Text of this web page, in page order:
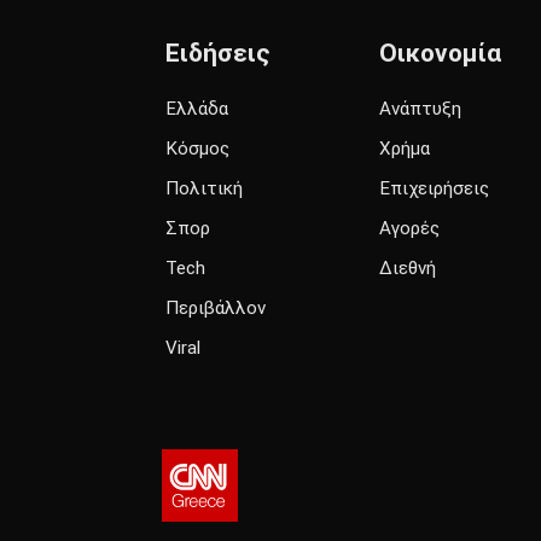
Ειδήσεις
Ελλάδα
Κόσμος
Πολιτική
Σπορ
Tech
Περιβάλλον
Viral
Οικονομία
Ανάπτυξη
Χρήμα
Επιχειρήσεις
Αγορές
Διεθνή